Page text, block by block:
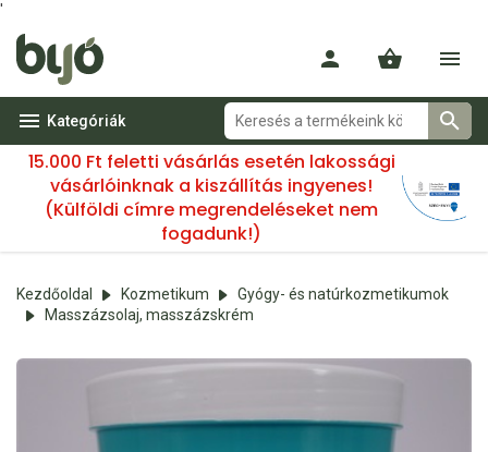
'
Kategóriák
15.000 Ft feletti vásárlás esetén lakossági
vásárlóinknak a kiszállítás ingyenes!
(Külföldi címre megrendeléseket nem
fogadunk!)
Kezdőoldal Kozmetikum
Gyógy- és natúrkozmetikumok
Masszázsolaj, masszázskrém